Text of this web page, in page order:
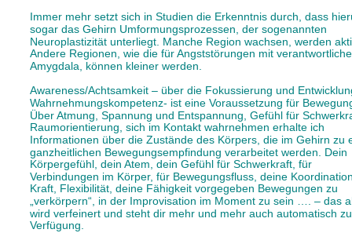
Immer mehr setzt sich in Studien die Erkenntnis durch, dass
sogar das Gehirn Umformungsprozessen, der sogenannten
Neuroplastizität unterliegt. Manche Region wachsen, werden
Andere Regionen, wie die für Angststörungen mit
Amygdala, können kleiner werden.
Awareness/Achtsamkeit – über die Fokussierung und
Wahrnehmungskompetenz- ist eine Voraussetzung für
Über Atmung, Spannung und Entspannung, Gefühl für
Raumorientierung, sich im Kontakt wahrnehmen erhalte ich
Informationen über die Zustände des Körpers, die im Gehirn zu
ganzheitlichen Bewegungsempfindung verarbeitet werden. Dein
Körpergefühl, dein Atem, dein Gefühl für Schwerkraft, für
Verbindungen im Körper, für Bewegungsfluss, deine
Kraft, Flexibilität, deine Fähigkeit vorgegeben Bewegungen zu
„verkörpern“, in der Improvisation im Moment zu sein …. – das
wird verfeinert und steht dir mehr und mehr auch automatisch
Verfügung.